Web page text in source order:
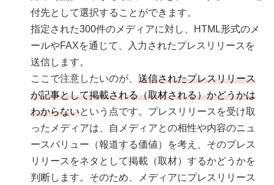
付先として選択することができます。
指定された300件のメディアに対し、HTML形式のメ
ールやFAXを通じて、入力されたプレスリリースを
送信します。
ここで注意したいのが、 送信されたプレスリリース
が記事として掲載される（取材される）かどうかは
わからないという点です。プレスリリースを受け取
ったメディアは、自メディアとの相性や内容のニュ
ースバリュー（報道する価値）を考え、そのプレス
リリースをネタとして掲載（取材）するかどうかを
判断します。そのため、メディアにプレスリリース